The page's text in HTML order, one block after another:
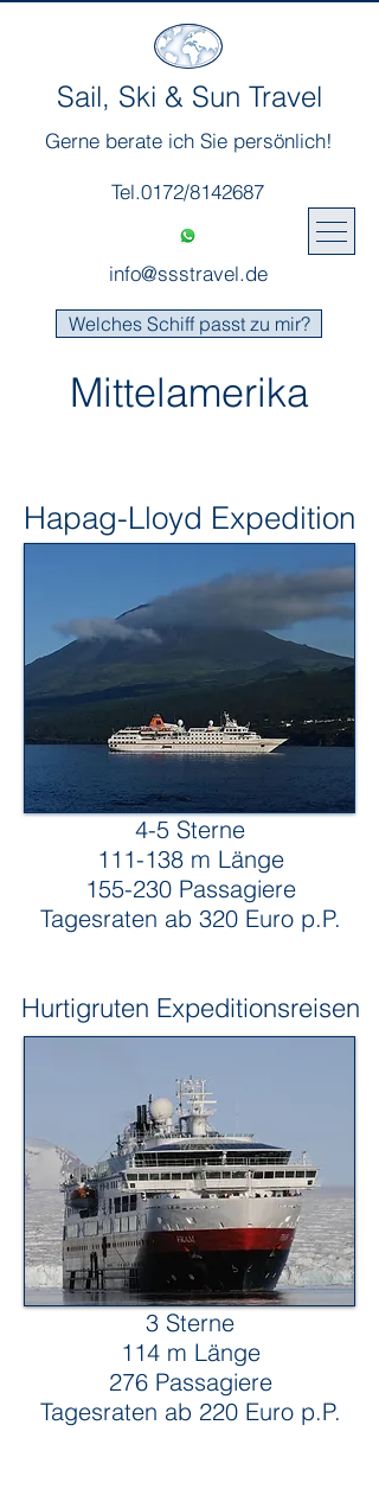
Sail, Ski & Sun Travel
Gerne berate ich Sie persönlich!
Tel.0172/8142687
info@ssstravel.de
Welches Schiff passt zu mir?
Mittelamerika
Hapag-Lloyd Expedition
4-5 Sterne
111-138 m Länge
155-230 Passagiere
Tagesraten ab 320 Euro p.P.
Hurtigruten Expeditionsreisen
3 Sterne
114 m Länge
276 Passagiere
Tagesraten ab 220 Euro p.P.